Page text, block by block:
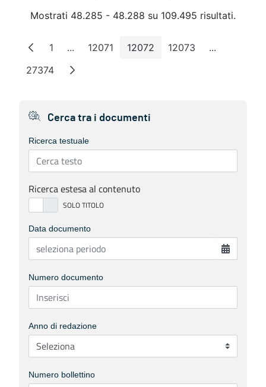
Mostrati 48.285 - 48.288 su 109.495 risultati.
Pagina
1 ...Pagine intermedie
Pagina
12071 Pagina
12072 Pagina
12073 ...Pagine
Pagina
27374
Cerca tra i documenti
Ricerca testuale
Ricerca estesa al contenuto
Data documento
Numero documento
Anno di redazione
Numero bollettino